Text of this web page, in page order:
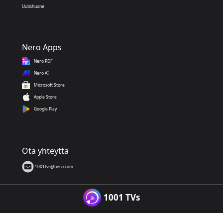
Uutishuone
Nero Apps
Nero PDF
Nero AI
Microsoft Store
Apple Store
Google Play
Ota yhteyttä
1001tvs@nero.com
1001 TVs